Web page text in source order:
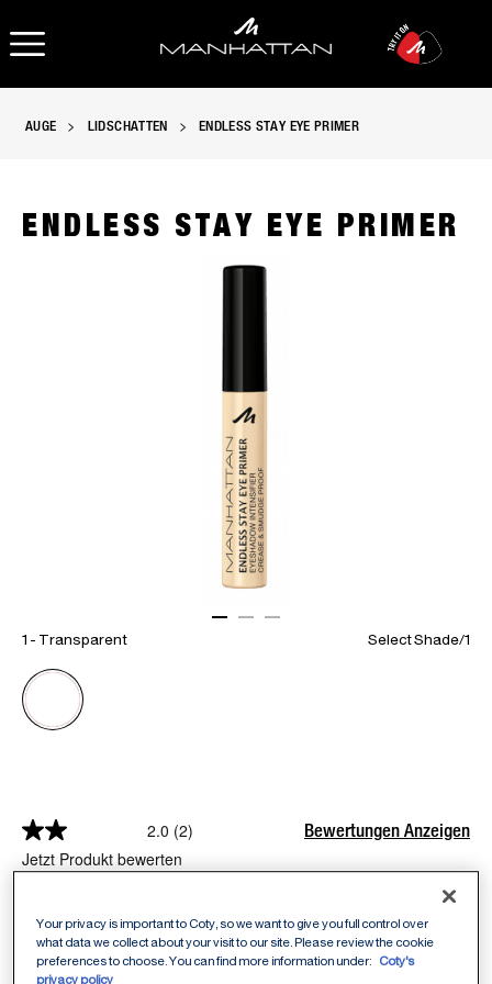
OPEN NAVIGATION
AUGE LIDSCHATTEN ENDLESS STAY EYE PRIMER
ENDLESS STAY EYE PRIMER
Manhattan Endless Stay Eye Primer in 1 - Transparent, slide
1 - Transparent Select Shade/1
2.0 (2)
Jetzt Produkt bewerten
Bewertungen Anzeigen
EYE PRIMER
Your privacy is important to Coty, so we want to give you full control over
what data we collect about your visit to our site. Please review the cookie
preferences to choose. You can find more information under:
Coty's
privacy policy